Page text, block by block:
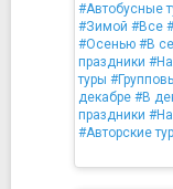
#Автобусные
#Зимой #Все
#Осенью #В
праздники
туры
декабре #В
праздники
#Авторские